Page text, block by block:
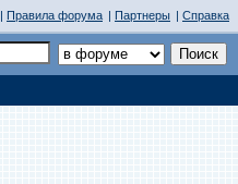
| Правила форума | Партнеры | Справка